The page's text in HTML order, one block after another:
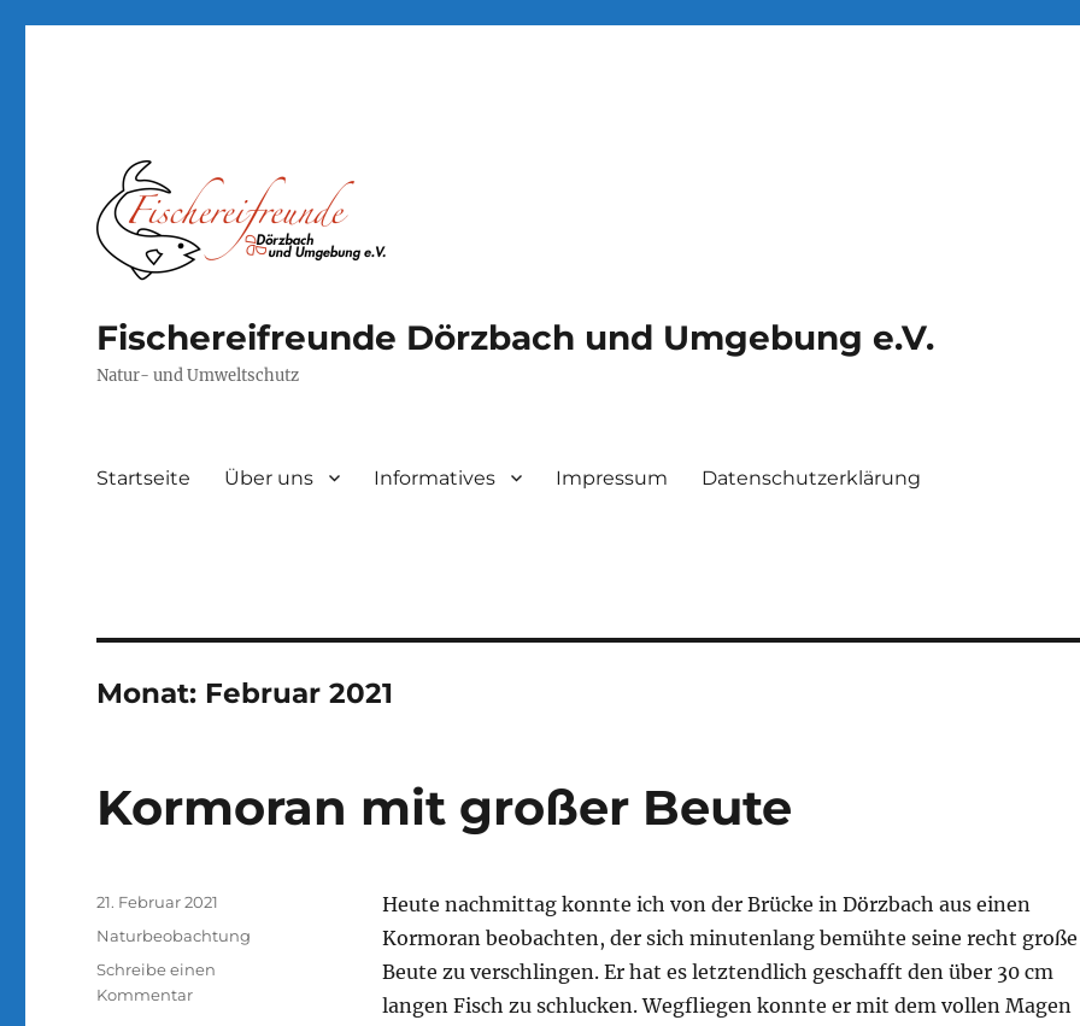
Fischereifreunde Dörzbach und Umgebung e.V.
Natur- und Umweltschutz
Startseite Über uns Informatives Impressum Datenschutzerklärung
Monat: Februar 2021
Kormoran mit großer Beute
Heute nachmittag konnte ich von der Brücke in Dörzbach aus einen
Kormoran beobachten, der sich minutenlang bemühte seine recht große
Beute zu verschlingen. Er hat es letztendlich geschafft den über 30 cm
langen Fisch zu schlucken. Wegfliegen konnte er mit dem vollen Magen
Veröffentlicht
21. Februar 2021
Kategorien
Naturbeobachtung
Schreibe einen
Kommentarzu